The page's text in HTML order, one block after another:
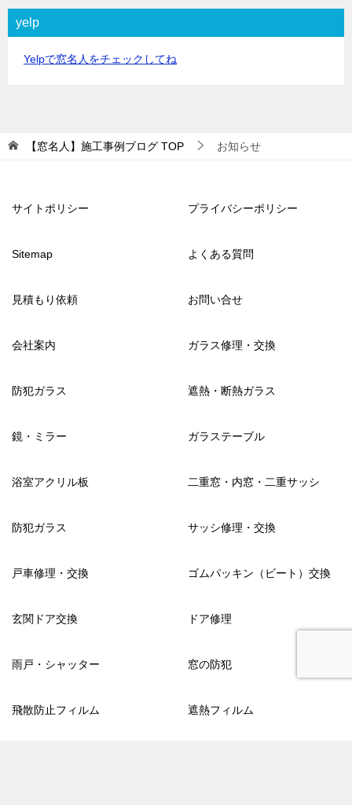
yelp
Yelpで窓名人をチェックしてね
【窓名人】施工事例ブログ TOP お知らせ
サイトポリシー プライバシーポリシー
Sitemap よくある質問
見積もり依頼 お問い合せ
会社案内 ガラス修理・交換
防犯ガラス 遮熱・断熱ガラス
鏡・ミラー ガラステーブル
浴室アクリル板 二重窓・内窓・二重サッシ
防犯ガラス サッシ修理・交換
戸車修理・交換 ゴムパッキン（ビート）交換
玄関ドア交換 ドア修理
雨戸・シャッター 窓の防犯
飛散防止フィルム 遮熱フィルム